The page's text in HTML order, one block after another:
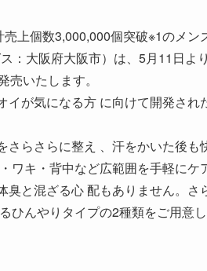
上個数3,000,000個突破※1のメン
：大阪府大阪市）は、5月11日よ
いたします。
が気になる方 に向けて開発され
らさらに整え 、汗をかいた後も
キ・背中など広範囲を手軽にケ
と混ざる心 配もありません。さ
んやりタイプの2種類をご用意し